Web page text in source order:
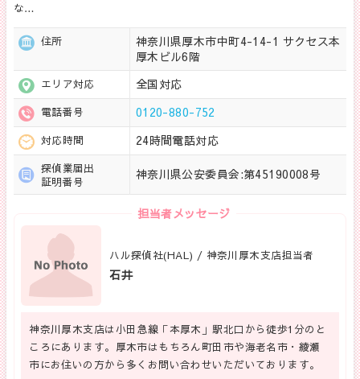
な…
住所
神奈川県厚木市中町4-14-1 サクセス本
厚木ビル6階
エリア対応 全国対応
電話番号 0120-880-752
対応時間 24時間電話対応
探偵業届出
証明番号
神奈川県公安委員会:第45190008号
担当者メッセージ
ハル探偵社(HAL) / 神奈川厚木支店担当者
石井
神奈川厚木支店は小田急線「本厚木」駅北口から徒歩1分のと
ころにあります。厚木市はもちろん町田市や海老名市・綾瀬
市にお住いの方から多くお問い合わせいただいております。